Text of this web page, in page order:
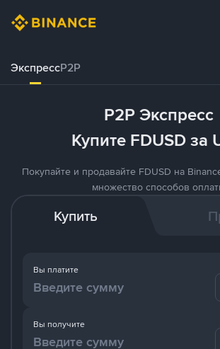
ЭкспрессP2P
P2P Экспресс
Купите FDUSD за
Покупайте и продавайте FDUSD на
множество способов
Купить
Вы платите
Вы получите